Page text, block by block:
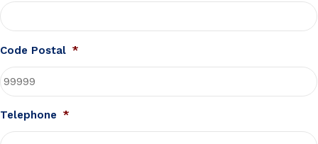
Code Postal *
Telephone *